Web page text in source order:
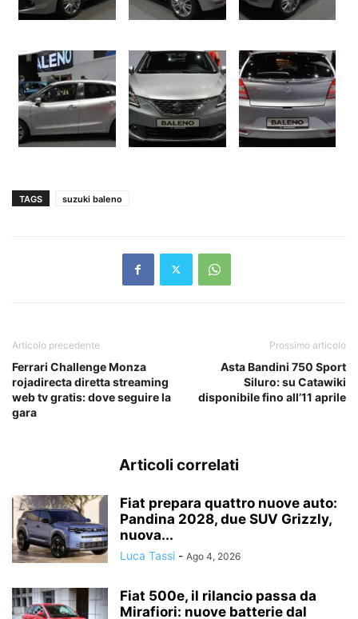
TAGS suzuki baleno
Articolo precedente
Ferrari Challenge Monza
rojadirecta diretta streaming
web tv gratis: dove seguire la
gara
Prossimo articolo
Asta Bandini 750 Sport
Siluro: su Catawiki
disponibile fino all’11 aprile
Articoli correlati
Fiat prepara quattro nuove auto:
Pandina 2028, due SUV Grizzly,
nuova...
Luca Tassi - Ago 4, 2026
Fiat 500e, il rilancio passa da
Mirafiori: nuove batterie dal